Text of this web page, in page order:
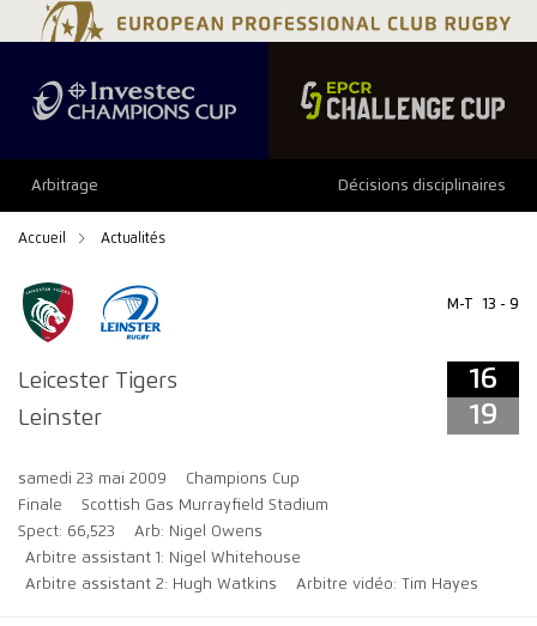
Arbitrage Décisions disciplinaires
Accueil Actualités
Leicester Tigers
Leinster
M-T 13 - 9
16
19
samedi 23 mai 2009
Champions Cup
Finale
Scottish Gas Murrayfield Stadium
Spect: 66,523
Arb: Nigel Owens
Arbitre assistant 1: Nigel Whitehouse
Arbitre assistant 2: Hugh Watkins
Arbitre vidéo: Tim Hayes
16 19